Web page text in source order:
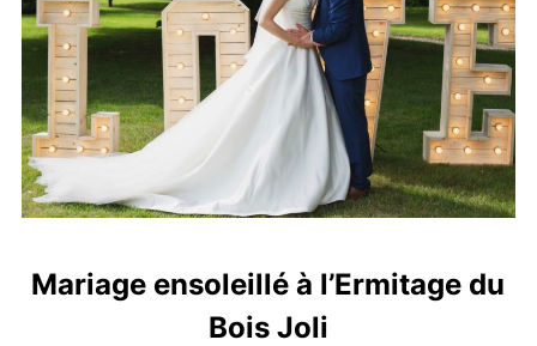
Mariage ensoleillé à l’Ermitage du
Bois Joli